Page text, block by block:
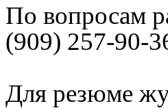
По вопросам
(909) 257-90-
Для резюме